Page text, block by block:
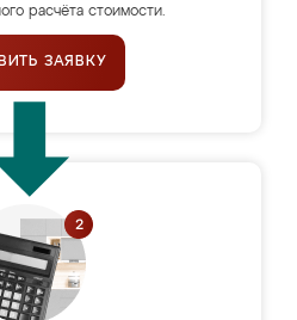
расчёта стоимости.
ЗАЯВКУ